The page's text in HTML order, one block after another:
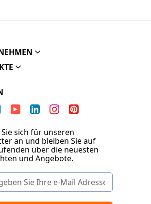
sich für unseren
an und bleiben Sie auf
über die neuesten
und Angebote.